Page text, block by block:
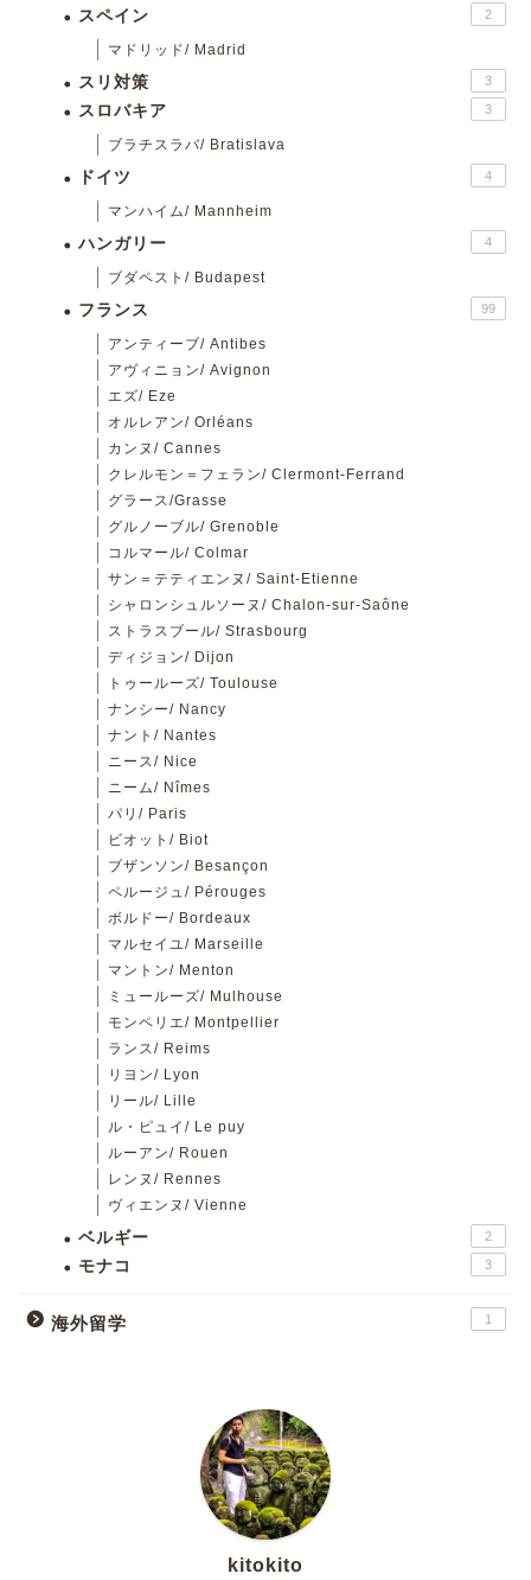
スペイン 2
マドリッド/ Madrid
スリ対策 3
スロバキア 3
ブラチスラバ/ Bratislava
ドイツ 4
マンハイム/ Mannheim
ハンガリー 4
ブダペスト/ Budapest
フランス 99
アンティーブ/ Antibes
アヴィニョン/ Avignon
エズ/ Eze
オルレアン/ Orléans
カンヌ/ Cannes
クレルモン＝フェラン/ Clermont-Ferrand
グラース/Grasse
グルノーブル/ Grenoble
コルマール/ Colmar
サン＝テティエンヌ/ Saint-Etienne
シャロンシュルソーヌ/ Chalon-sur-Saône
ストラスブール/ Strasbourg
ディジョン/ Dijon
トゥールーズ/ Toulouse
ナンシー/ Nancy
ナント/ Nantes
ニース/ Nice
ニーム/ Nîmes
パリ/ Paris
ビオット/ Biot
ブザンソン/ Besançon
ペルージュ/ Pérouges
ボルドー/ Bordeaux
マルセイユ/ Marseille
マントン/ Menton
ミュールーズ/ Mulhouse
モンペリエ/ Montpellier
ランス/ Reims
リヨン/ Lyon
リール/ Lille
ル・ピュイ/ Le puy
ルーアン/ Rouen
レンヌ/ Rennes
ヴィエンヌ/ Vienne
ベルギー 2
モナコ 3
海外留学 1
kitokito